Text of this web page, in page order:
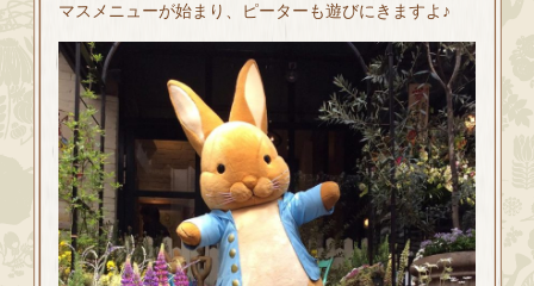
マスメニューが始まり、ピーターも遊びにきますよ♪